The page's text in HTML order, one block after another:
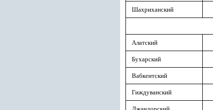
Шахриханский
Алатский
Бухарский
Вабкентский
Гиждуванский